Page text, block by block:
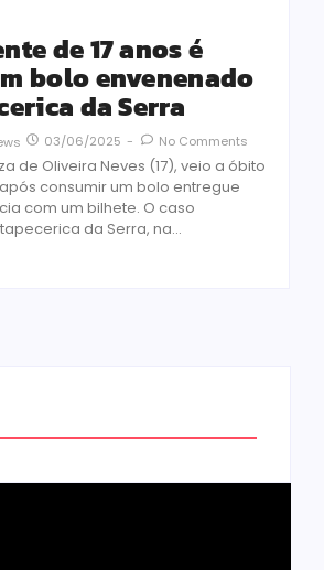
de 17 anos é
bolo envenenado
da Serra
03/06/2025 - No Comments
de Oliveira Neves (17), veio a óbito
consumir um bolo entregue
com um bilhete. O caso
da Serra, na...